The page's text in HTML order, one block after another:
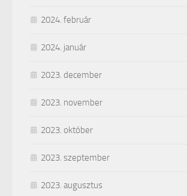
2024. február
2024. január
2023. december
2023. november
2023. október
2023. szeptember
2023. augusztus